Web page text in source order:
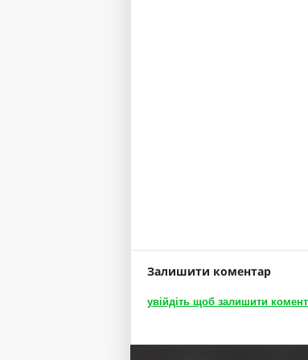
Залишити коментар
увійдіть щоб залишити